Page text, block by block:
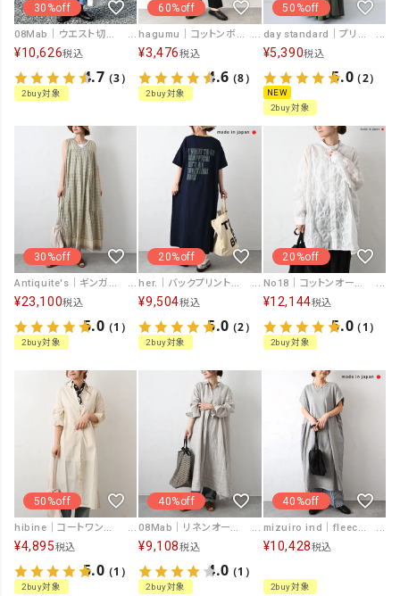
30%off
08Mab｜ウエスト切替ワンピース [[CF-225HF1121]][C]
¥10,626税込
4.7（3）
2buy対象
60%off
hagumu｜コットンボイルシャツチュニック [[HI-202606]][C]
¥3,476税込
4.6（8）
2buy対象
50%off
day standard｜プリントキャミOP [[A261039-28]][D]
¥5,390税込
5.0（2）
NEW
2buy対象
30%off
Antiquite's｜ギンガムインドカディワンピース [[1101134]][C]
¥23,100税込
5.0（1）
2buy対象
20%off
her.｜バックプリントミニ裏毛ワンピース [[131353H]][C]
¥9,504税込
5.0（2）
2buy対象
20%off
No18｜コットンオーガンジーリップルシャツチュニック [[CE1TN260107D]][C]
¥12,144税込
5.0（1）
2buy対象
50%off
¥4,895税込
5.0（1）
2buy対象
40%off
¥9,108税込
4.0（1）
2buy対象
40%off
¥10,428税込
2buy対象